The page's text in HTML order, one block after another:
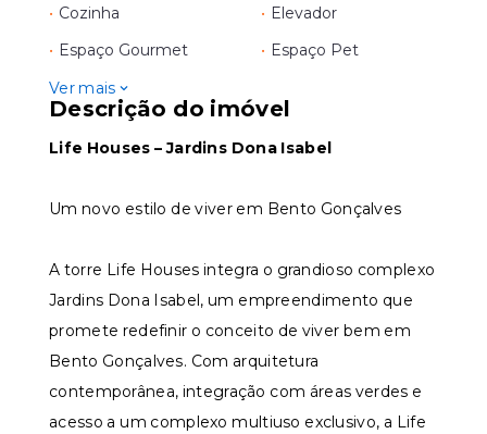
• Cozinha • Elevador
• Espaço Gourmet • Espaço Pet
Ver mais
Descrição do imóvel
Life Houses – Jardins Dona Isabel
Um novo estilo de viver em Bento Gonçalves
A torre Life Houses integra o grandioso complexo
Jardins Dona Isabel, um empreendimento que
promete redefinir o conceito de viver bem em
Bento Gonçalves. Com arquitetura
contemporânea, integração com áreas verdes e
acesso a um complexo multiuso exclusivo, a Life